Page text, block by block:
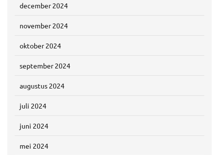
december 2024
november 2024
oktober 2024
september 2024
augustus 2024
juli 2024
juni 2024
mei 2024